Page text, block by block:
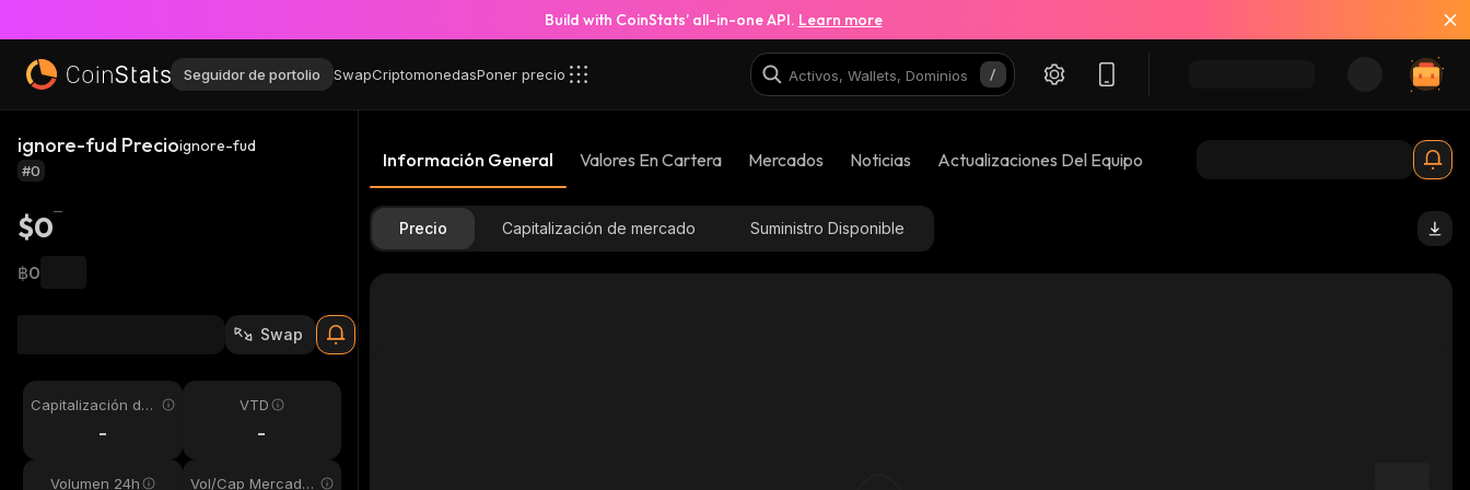
Build with CoinStats’ all-in-one API. Learn more
Seguidor de portolio SwapCriptomonedasPoner precio
ignore-fud Precioignore-fud
#0
$0
฿0
Swap
Capitalización de
-
VTD
-
Volumen 24h Vol/Cap Mercado
Información General Valores En Cartera Mercados Noticias Actualizaciones Del Equipo
Precio Capitalización de mercado Suministro Disponible